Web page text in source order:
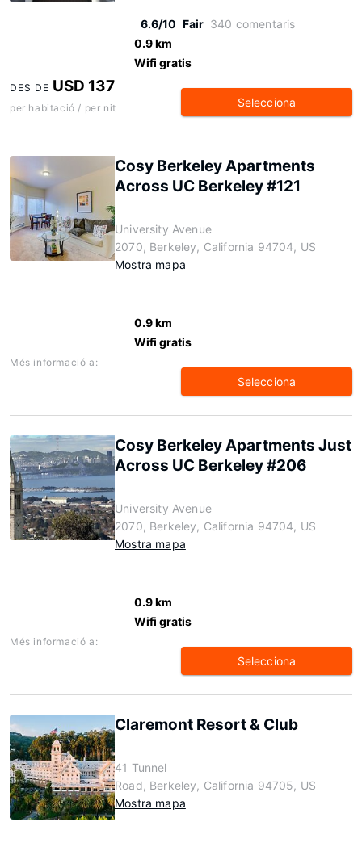
6.6/10 Fair 340 comentaris
0.9 km
Wifi gratis
DES DE USD 137
per habitació / per nit Selecciona
Cosy Berkeley Apartments
Across UC Berkeley #121
University Avenue
2070, Berkeley, California 94704, US
Mostra mapa
0.9 km
Wifi gratis
Més informació a:
Selecciona
Cosy Berkeley Apartments Just
Across UC Berkeley #206
University Avenue
2070, Berkeley, California 94704, US
Mostra mapa
0.9 km
Wifi gratis
Més informació a:
Selecciona
Claremont Resort & Club
41 Tunnel
Road, Berkeley, California 94705, US
Mostra mapa